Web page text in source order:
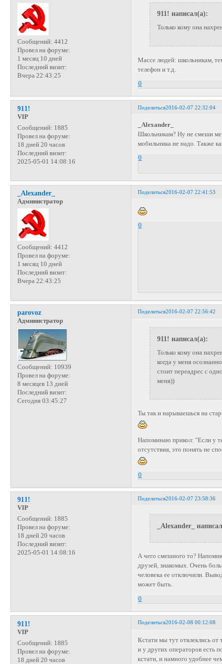
Сообщений: 4412
Провел на форуме:
1 месяц 10 дней
Последний визит:
Вчера 22:43:25
911! написал(а):
Только кому она
Массе людей: школьникам,
телефон и т.д.
0
Поделиться2016-02-07 22:32:04
911!
VIP
Сообщений: 1885
Провел на форуме:
18 дней 20 часов
Последний визит:
2025-05-01 14:08:16
_Alexander_
Школьникам? Ну не смеши
мобильника не надо. Также
0
Поделиться2016-02-07 22:41:53
_Alexander_
Администратор
Сообщений: 4412
Провел на форуме:
1 месяц 10 дней
Последний визит:
Вчера 22:43:25
0
Поделиться2016-02-07 22:56:42
parovoz
Администратор
Сообщений: 10939
Провел на форуме:
8 месяцев 13 дней
Последний визит:
Сегодня 03:45:27
911! написал(а):
Только кому она
когда у меня
стоит переадрес с
меня))
Ты так и нарываешься на
Напоминаю прикол: "Если у
отсутствия, это понять не
0
Поделиться2016-02-07 23:58:36
911!
VIP
Сообщений: 1885
Провел на форуме:
18 дней 20 часов
Последний визит:
2025-05-01 14:08:16
_Alexander_
А чего смешного то?
друзей, знакомых. Очень
человека ее отключили.
может быть.
0
Поделиться2016-02-08 00:12:08
911!
VIP
Сообщений: 1885
Провел на форуме:
18 дней 20 часов
Кстати мы тут отвлеклись
и у других операторов есть
кстати, и намного удобнее